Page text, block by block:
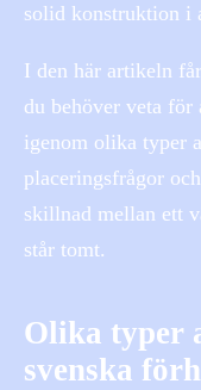
solid konstruktion i
I den här artikeln
du behöver veta
igenom olika typer
placeringsfrågor
skillnad mellan ett
står tomt.
Olika typer
svenska